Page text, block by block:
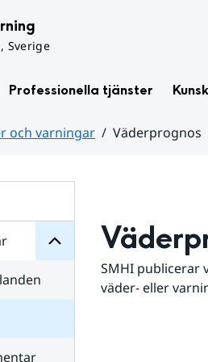
Sverige
Professionella tjänster
och varningar
Väderprognos
för
varningar
SMHI publicerar
väder- eller